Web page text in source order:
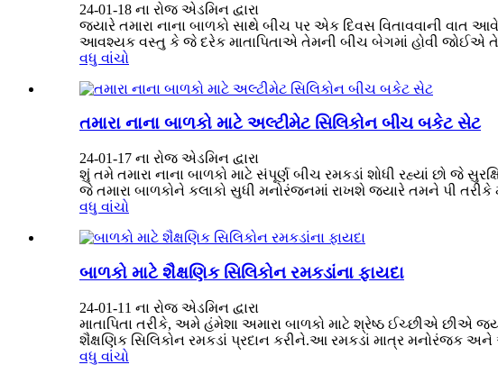
24-01-18 ના રોજ એડમિન દ્વારા
જ્યારે તમારા નાના બાળકો સાથે બીચ પર એક દિવસ વિતાવવાની
આવશ્યક વસ્તુ કે જે દરેક માતાપિતાએ તેમની બીચ બેગમાં હોવી જોઈએ તે
વધુ વાંચો
તમારા નાના બાળકો માટે અલ્ટીમેટ સિલિકોન બીચ બકેટ સેટ
24-01-17 ના રોજ એડમિન દ્વારા
શું તમે તમારા નાના બાળકો માટે સંપૂર્ણ બીચ રમકડાં શોધી રહ્યાં છો
જે તમારા બાળકોને કલાકો સુધી મનોરંજનમાં રાખશે જ્યારે તમને પી તરીકે
વધુ વાંચો
બાળકો માટે શૈક્ષણિક સિલિકોન રમકડાંના ફાયદા
24-01-11 ના રોજ એડમિન દ્વારા
માતાપિતા તરીકે, અમે હંમેશા અમારા બાળકો માટે શ્રેષ્ઠ ઈચ્છીએ છીએ
શૈક્ષણિક સિલિકોન રમકડાં પ્રદાન કરીને.આ રમકડાં માત્ર મનોરંજક
વધુ વાંચો